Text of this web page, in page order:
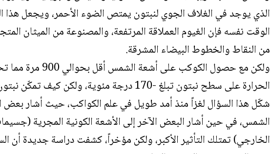
الذي يوجد في الغلاف الجوي لنبتون يمتص الضوء الأحمر، ويجعل هذا
الوقت نفسه فإن الغيوم العملاقة المرتفعة، والمصنوعة من الميثان
من النقاط والخطوط البيضاء المشرقة.
ولكن مع حصول
الحرارة على سطح نبتون تبلغ -170 درجة مئوية،
شكّل هذا السؤال لغزاً منذ أمد طويل في علم الكواكب، حيث أشار بعض
الشمس، في حين أشار البعض الآخر إلى الأشعة الكونية المجرية
الخارجي) تمتلك التأثير الأكبر، ولكن مؤخراً، كشفت دراسة جديدة أن